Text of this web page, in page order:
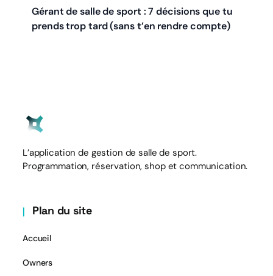
Gérant de salle de sport : 7 décisions que tu
prends trop tard (sans t’en rendre compte)
L’application de gestion de salle de sport.
Programmation, réservation, shop et communication.
Plan du site
Accueil
Owners